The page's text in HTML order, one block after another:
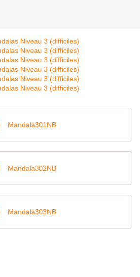
Mandala301NB
Mandala302NB
Mandala303NB